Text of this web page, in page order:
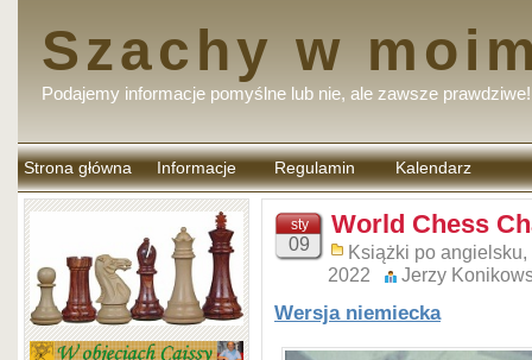
Szachy w
Podajemy informacje pomyślne lub nie, ale zawsze prawdziwe!
Strona główna Informacje Regulamin
komentarzy
Kalendarz
sty
09
World Chess
Książki po angielsku,
2022
Jerzy
Wersja niemiecka